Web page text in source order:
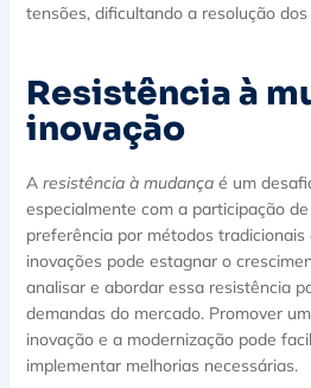
tensões, dificultando a resolução
Resistência à
inovação
A resistência à mudançaé um
especialmente com a participação
preferência por métodos
inovações pode estagnar o
analisar e abordar essa resistência
demandas do mercado. Promover
inovação e a modernização pode
implementar melhorias necessárias.